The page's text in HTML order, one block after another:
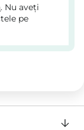
. Nu aveți
pe